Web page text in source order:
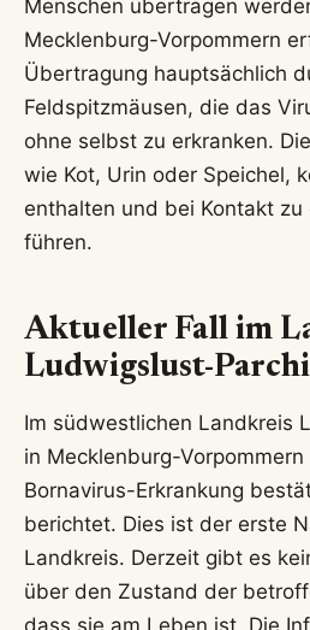
Menschen übertragen
Mecklenburg-Vorpommern
Übertragung hauptsächlich
Feldspitzmäusen, die das
ohne selbst zu erkranken.
wie Kot, Urin oder Speichel,
enthalten und bei Kontakt zu
führen.
Aktueller Fall im
Ludwigslust-
Im südwestlichen Landkreis
in Mecklenburg-
Bornavirus-Erkrankung
berichtet. Dies ist der erste
Landkreis. Derzeit gibt es
über den Zustand der
dass sie am Leben ist. Die